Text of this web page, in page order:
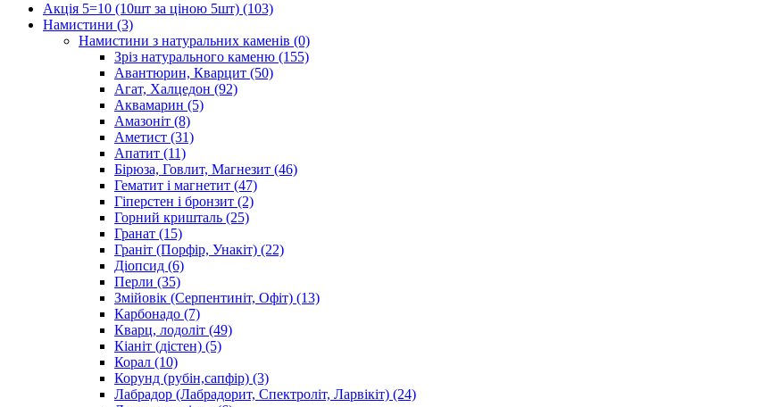
Акція 5=10 (10шт за ціною 5шт) (103)
Намистини (3)
Намистини з натуральних каменів (0)
Зріз натурального каменю (155)
Авантюрин, Кварцит (50)
Агат, Халцедон (92)
Аквамарин (5)
Амазоніт (8)
Аметист (31)
Апатит (11)
Бірюза, Говлит, Магнезит (46)
Гематит і магнетит (47)
Гіперстен і бронзит (2)
Горний кришталь (25)
Гранат (15)
Граніт (Порфір, Унакіт) (22)
Діопсид (6)
Перли (35)
Змійовік (Серпентиніт, Офіт) (13)
Карбонадо (7)
Кварц, лодоліт (49)
Кіаніт (дістен) (5)
Корал (10)
Корунд (рубін,сапфір) (3)
Лабрадор (Лабрадорит, Спектроліт, Ларвікіт) (24)